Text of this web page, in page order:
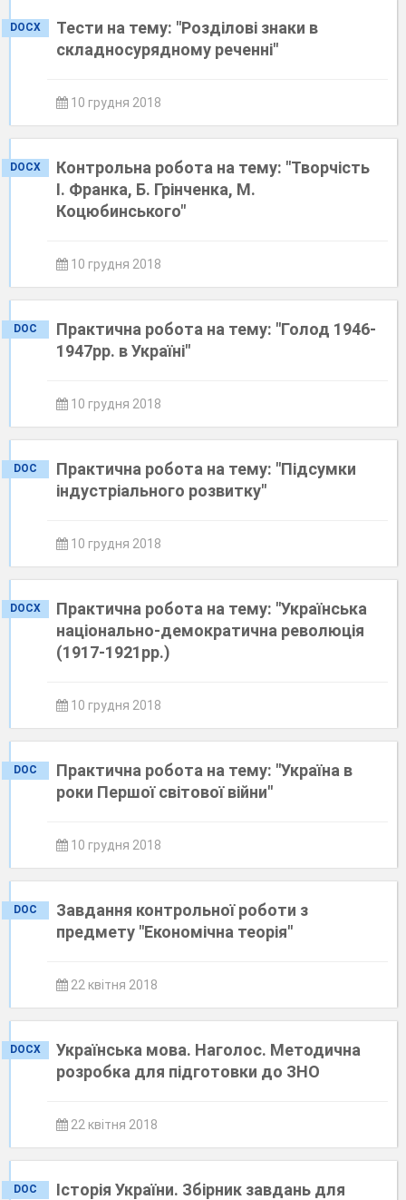
DOCX
Тести на тему: "Розділові знаки в
складносурядному реченні"
10 грудня 2018
DOCX
Контрольна робота на тему: "Творчість
І. Франка, Б. Грінченка, М.
Коцюбинського"
10 грудня 2018
DOC
Практична робота на тему: "Голод 1946-
1947рр. в Україні"
10 грудня 2018
DOC
Практична робота на тему: "Підсумки
індустріального розвитку"
10 грудня 2018
DOCX
Практична робота на тему: "Українська
національно-демократична революція
(1917-1921рр.)
10 грудня 2018
DOC
Практична робота на тему: "Україна в
роки Першої світової війни"
10 грудня 2018
DOC
Завдання контрольної роботи з
предмету "Економічна теорія"
22 квітня 2018
DOCX
Українська мова. Наголос. Методична
розробка для підготовки до ЗНО
22 квітня 2018
DOC
Історія України. Збірник завдань для